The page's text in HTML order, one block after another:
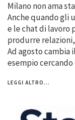
Milano non ama
Anche quando gli
e le chat di lavoro
produrre
Ad agosto cambia
esempio
LEGGI ALTRO...